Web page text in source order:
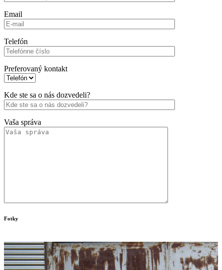
Email
Telefón
Preferovaný kontakt
Kde ste sa o nás dozvedeli?
Vaša správa
Fotky